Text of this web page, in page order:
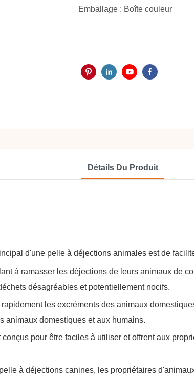
Emballage : Boîte couleur
Détails Du Produit
d'une pelle à déjections animales est de
à ramasser les déjections de leurs animaux de
désagréables et potentiellement nocifs.
les excréments des animaux
animaux domestiques et aux humains.
pour être faciles à utiliser et offrent aux
à déjections canines, les propriétaires